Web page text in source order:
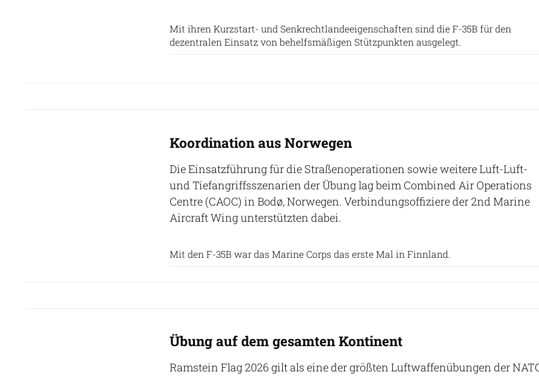
Mit ihren Kurzstart- und Senkrechtlandeeigenschaften sind die F-35B für den
dezentralen Einsatz von behelfsmäßigen Stützpunkten ausgelegt.
Koordination aus Norwegen
Die Einsatzführung für die Straßenoperationen sowie weitere Luft-Luft-
und Tiefangriffsszenarien der Übung lag beim Combined Air Operations
Centre (CAOC) in Bodø, Norwegen. Verbindungsoffiziere der 2nd Marine
Aircraft Wing unterstützten dabei.
Mit den F-35B war das Marine Corps das erste Mal in Finnland.
Übung auf dem gesamten Kontinent
Ramstein Flag 2026 gilt als eine der größten Luftwaffenübungen der